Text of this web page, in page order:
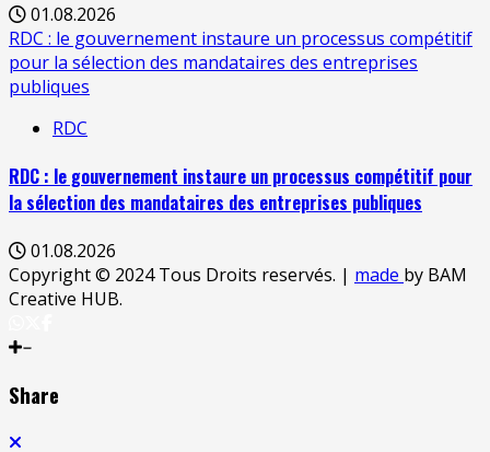
01.08.2026
RDC : le gouvernement instaure un processus compétitif
pour la sélection des mandataires des entreprises
publiques
RDC
RDC : le gouvernement instaure un processus compétitif pour
la sélection des mandataires des entreprises publiques
01.08.2026
Copyright © 2024 Tous Droits reservés. | made by BAM
Creative HUB.
Share